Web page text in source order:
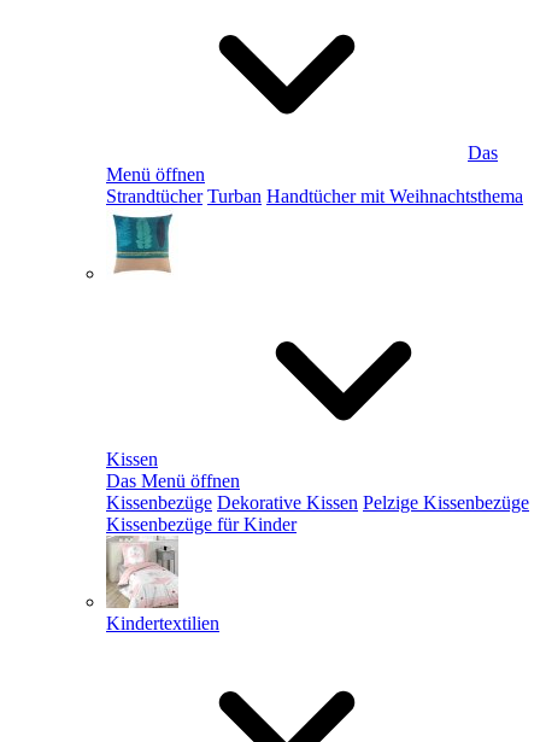
Das
Menü öffnen
Strandtücher Turban Handtücher mit Weihnachtsthema
Kissen
Das Menü öffnen
Kissenbezüge Dekorative Kissen Pelzige Kissenbezüge
Kissenbezüge für Kinder
Kindertextilien